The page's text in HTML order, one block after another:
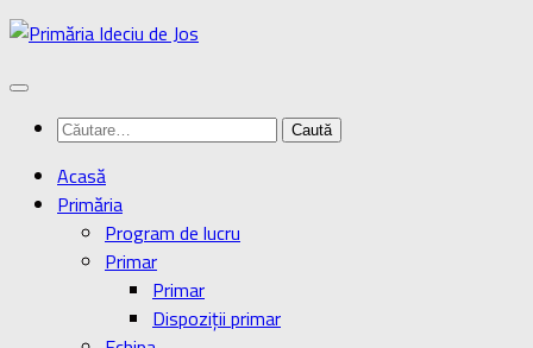
Skip
content
Caută
Acasă
Primăria
Program de lucru
Primar
Primar
Dispoziţii primar